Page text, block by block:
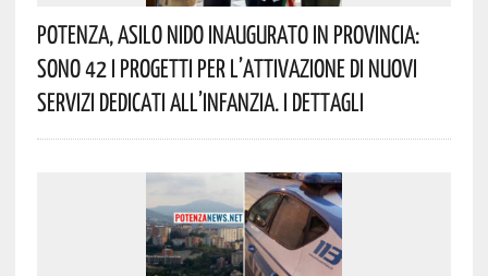
Potenza, Asilo Nido Inaugurato In Provincia:
Sono 42 I Progetti Per L’attivazione Di Nuovi
Servizi Dedicati All’infanzia. I Dettagli